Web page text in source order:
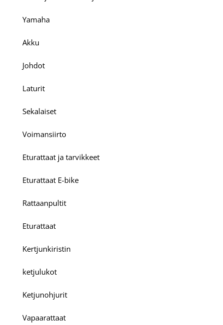
Yamaha
Akku
Johdot
Laturit
Sekalaiset
Voimansiirto
Eturattaat ja tarvikkeet
Eturattaat E-bike
Rattaanpultit
Eturattaat
Kertjunkiristin
ketjulukot
Ketjunohjurit
Vapaarattaat